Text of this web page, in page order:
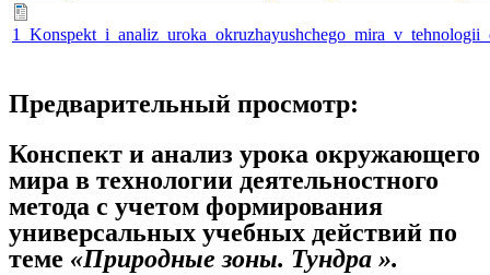
Предварительный просмотр:
Конспект и анализ урока окружающего
мира в технологии деятельностного
метода с учетом формирования
универсальных учебных действий по
теме «Природные зоны. Тундра ».